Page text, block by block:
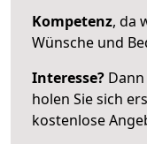
Kompetenz, da
Wünsche und
Interesse?
holen Sie sich
kostenlose